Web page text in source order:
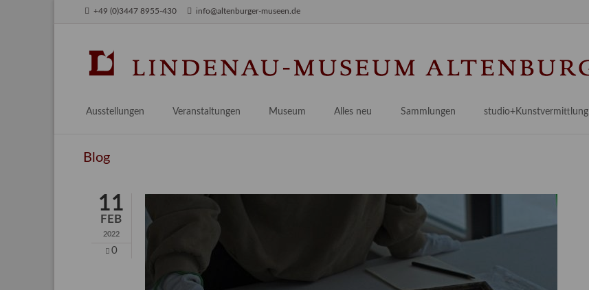
+49 (0)3447 8955-430 info@altenburger-museen.de
Ausstellungen
Aktuell
Veranstaltungen Museum
Praktikum / Praxisprojekt
Alles neu
Provenienzforschung
Kulturelle Vermittlung
Länderübergreifende kulturtouristische Ziele
Sammlungen
Malerei 17.–19. Jh.
Deutsche Malerei 20./21. Jh.
Grafische Sammlung
Kunstbibliothek
studio+Kunstvermittlung
Angebote für Erwachsene
Angebote für Kitas
Blog
11
FEB
2022
0